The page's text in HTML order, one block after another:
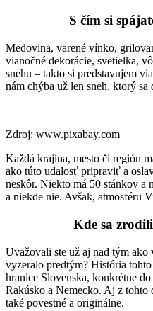
S čím si
Medovina, varené vínko,
vianočné dekorácie, svetielka,
snehu – takto si predstavujem
nám chýba už len sneh, ktorý sa
Zdroj: www.pixabay.com
Každá krajina, mesto či región
ako túto udalosť pripraviť a
neskôr. Niekto má 50 stánkov a
a niekde nie. Avšak, atmosféru
Kde sa
Uvažovali ste už aj nad tým
vyzeralo predtým? História
hranice Slovenska, konkrétne
Rakúsko a Nemecko. Aj z tohto
také povestné a originálne.